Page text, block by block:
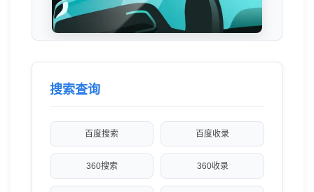
搜索查询
百度搜索 百度收录
360搜索 360收录